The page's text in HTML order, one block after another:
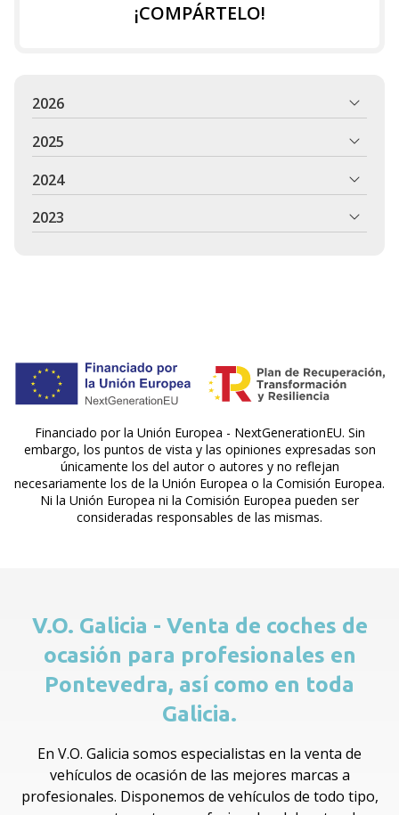
¡COMPÁRTELO!
2026
2025
2024
2023
Financiado por la Unión Europea - NextGenerationEU. Sin
embargo, los puntos de vista y las opiniones expresadas son
únicamente los del autor o autores y no reflejan
necesariamente los de la Unión Europea o la Comisión Europea.
Ni la Unión Europea ni la Comisión Europea pueden ser
consideradas responsables de las mismas.
V.O. Galicia - Venta de coches de
ocasión para profesionales en
Pontevedra, así como en toda
Galicia.
En V.O. Galicia somos especialistas en la venta de
vehículos de ocasión de las mejores marcas a
profesionales. Disponemos de vehículos de todo tipo,